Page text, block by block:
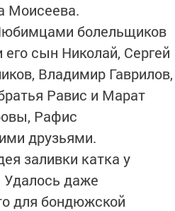
Моисеева.
болельщиков
сын Николай, Сергей
Владимир Гаврилов,
Равис и Марат
Рафис
друзьями.
заливки катка у
Удалось даже
для бондюжской